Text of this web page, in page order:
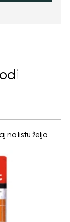
na listu želja